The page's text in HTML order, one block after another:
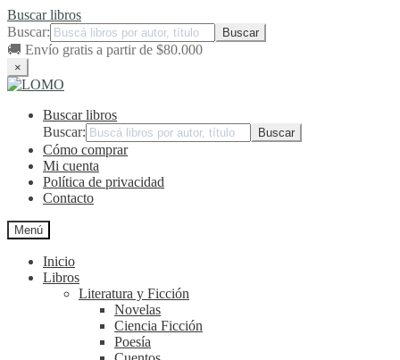
Buscar libros
Buscar:
🚚 Envío gratis a partir de $80.000
×
Ir
navegación
Ir
contenidoBuscar libros
Buscar:
Cómo comprar
Mi cuenta
Política de privacidad
Contacto
Menú
Inicio
Libros
Literatura y Ficción
Novelas
Ciencia Ficción
Poesía